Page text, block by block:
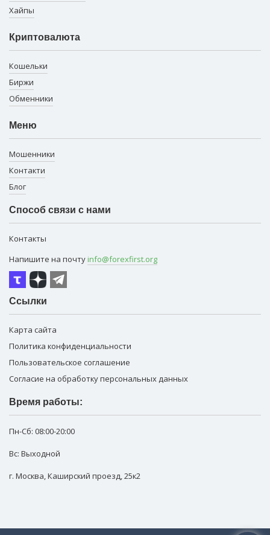
Хайпы
Криптовалюта
Кошельки
Биржи
Обменники
Меню
Мошенники
Контакти
Блог
Способ связи с нами
Контакты
Напишите на почту info@forexfirst.org
Ссылки
Карта сайта
Политика конфиденциальности
Пользовательское соглашение
Согласие на обработку персональных данных
Время работы:
Пн-Сб: 08:00-20:00
Вс: Выходной
г. Москва,Каширский проезд, 25к2